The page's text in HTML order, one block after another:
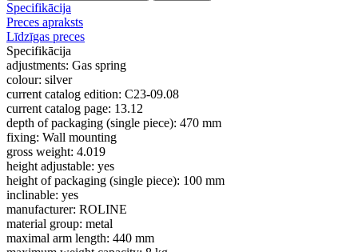
Specifikācija
Preces apraksts
Līdzīgas preces
Specifikācija
adjustments: Gas spring
colour: silver
current catalog edition: C23-09.08
current catalog page: 13.12
depth of packaging (single piece): 470 mm
fixing: Wall mounting
gross weight: 4.019
height adjustable: yes
height of packaging (single piece): 100 mm
inclinable: yes
manufacturer: ROLINE
material group: metal
maximal arm length: 440 mm